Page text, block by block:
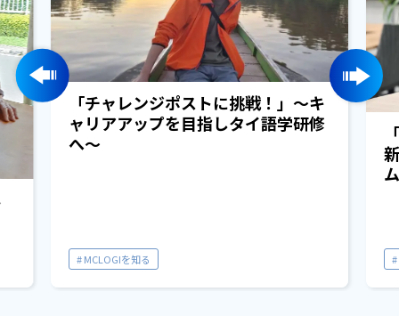
「チャレンジポストに挑戦！」～キ
ャリアアップを目指しタイ語学研修
へ～
MCLOGIを知る